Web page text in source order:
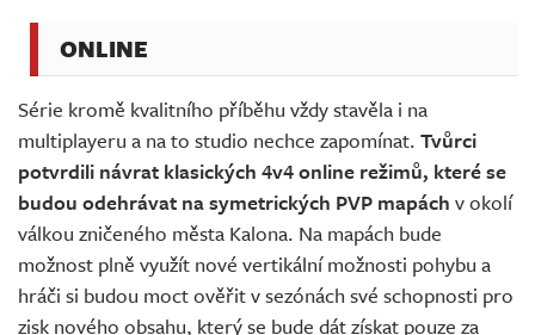
ONLINE
Série kromě kvalitního příběhu vždy stavěla i na
multiplayeru a na to studio nechce zapomínat. Tvůrci
potvrdili návrat klasických 4v4 online režimů, které se
budou odehrávat na symetrických PVP mapách v okolí
válkou zničeného města Kalona. Na mapách bude
možnost plně využít nové vertikální možnosti pohybu a
hráči si budou moct ověřit v sezónách své schopnosti pro
zisk nového obsahu, který se bude dát získat pouze za